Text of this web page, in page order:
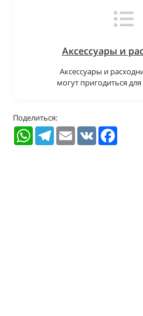
Аксессуары и
Аксессуары и
могут пригодиться
Поделиться:
WhatsAppTelegramEmail VK